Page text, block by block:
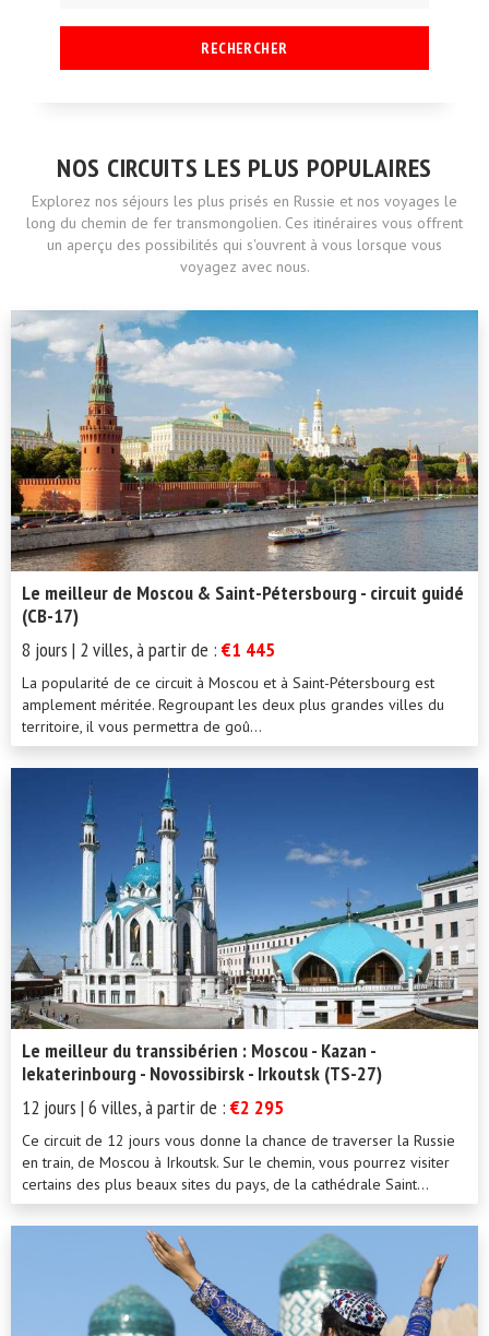
RECHERCHER
NOS CIRCUITS LES PLUS POPULAIRES
Explorez nos séjours les plus prisés en Russie et nos voyages le
long du chemin de fer transmongolien. Ces itinéraires vous offrent
un aperçu des possibilités qui s'ouvrent à vous lorsque vous
voyagez avec nous.
Le meilleur de Moscou & Saint-Pétersbourg - circuit guidé
(CB-17)
8 jours | 2 villes, à partir de :€1 445
La popularité de ce circuit à Moscou et à Saint-Pétersbourg est
amplement méritée. Regroupant les deux plus grandes villes du
territoire, il vous permettra de goû...
Le meilleur du transsibérien : Moscou - Kazan -
Iekaterinbourg - Novossibirsk - Irkoutsk (TS-27)
12 jours | 6 villes, à partir de :€2 295
Ce circuit de 12 jours vous donne la chance de traverser la Russie
en train, de Moscou à Irkoutsk. Sur le chemin, vous pourrez visiter
certains des plus beaux sites du pays, de la cathédrale Saint...